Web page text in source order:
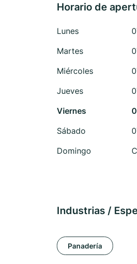
Horario de
Lunes
Martes
Miércoles
Jueves
Viernes
Sábado
Domingo
Industrias /
Panadería